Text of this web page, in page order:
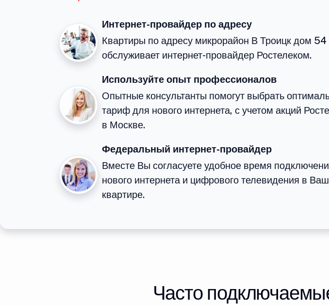
Интернет-провайдер по адресу
Квартиры по адресу микрорайон В Троицк дом 54
обслуживает интернет-провайдер Ростелеком.
Используйте опыт профессионалов
Опытные консультанты помогут выбрать
тариф для нового интернета, с учетом акций
в Москве.
Федеральный интернет-провайдер
Вместе Вы согласуете удобное время
нового интернета и цифрового телевидения в
квартире.
Часто